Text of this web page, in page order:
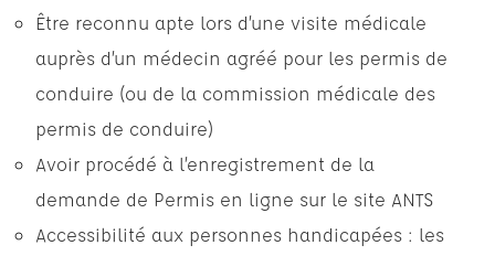
Être reconnu apte lors d’une visite médicale
auprès d’un médecin agréé pour les permis de
conduire (ou de la commission médicale des
permis de conduire)
Avoir procédé à l’enregistrement de la
demande de Permis en ligne sur le site ANTS
Accessibilité aux personnes handicapées : les